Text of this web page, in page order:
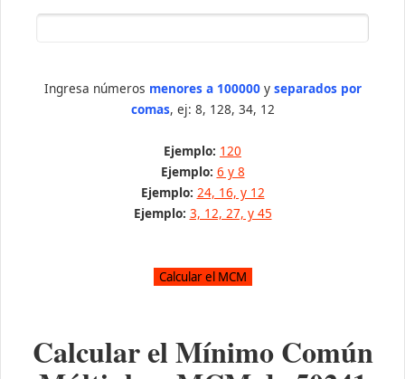
Ingresa números menores a 100000y separados por
comas, ej: 8, 128, 34, 12
Ejemplo: 120
Ejemplo: 6 y 8
Ejemplo: 24, 16, y 12
Ejemplo: 3, 12, 27, y 45
Calcular el Mínimo Común